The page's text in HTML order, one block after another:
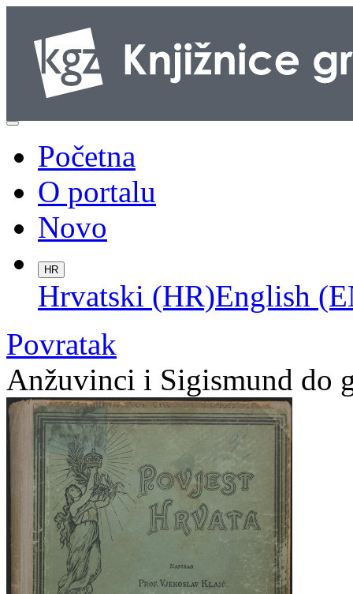
Početna
O portalu
Novo
HR
Hrvatski (HR)English
Povratak
Anžuvinci i Sigismund do